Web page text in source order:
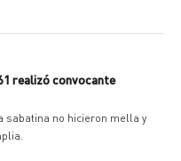
realizó convocante
sabatina no hicieron mella y